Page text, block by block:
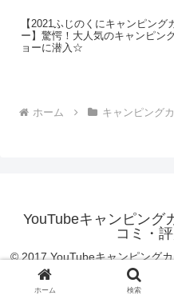
【2021ふじのくにキャンピング
ー】驚愕！大人気のキャンピン
ョーに潜入☆
ホーム キャンピング
YouTubeキャンピング
コミ・
© 2017 YouTubeキャンピング
ホーム 検索